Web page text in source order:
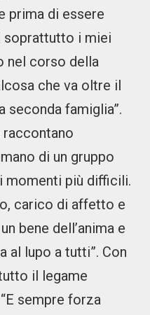
prima di essere
soprattutto i miei
nel corso della
che va oltre il
seconda famiglia”.
di un gruppo
momenti più difficili.
carico di affetto e
bene dell’anima e
al lupo a tutti”. Con
il legame
sempre forza